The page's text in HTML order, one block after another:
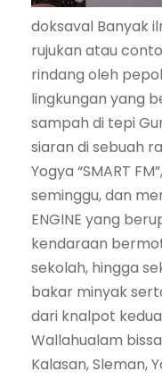
doksaval Banyak
rujukan atau
rindang oleh
lingkungan yang
sampah di tepi
siaran di sebuah
Yogya “SMART
seminggu, dan
ENGINE yang
kendaraan
sekolah, hingga
bakar minyak
dari knalpot
Wallahualam
Kalasan, Sleman,